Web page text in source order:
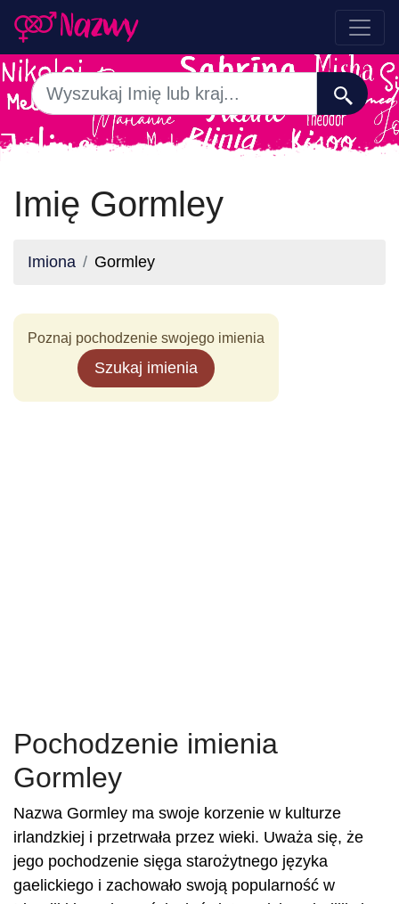
Imię Gormley
Imiona Gormley
Poznaj pochodzenie swojego imienia
Szukaj imienia
Pochodzenie imienia
Gormley
Nazwa Gormley ma swoje korzenie w kulturze
irlandzkiej i przetrwała przez wieki. Uważa się, że
jego pochodzenie sięga starożytnego języka
gaelickiego i zachowało swoją popularność w